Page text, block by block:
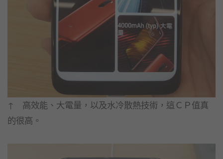
↑ 高效能、大電量，以及水冷散熱技術，這ＣＰ值真
的很高。